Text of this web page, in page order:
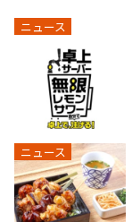
ニュース
ニュース